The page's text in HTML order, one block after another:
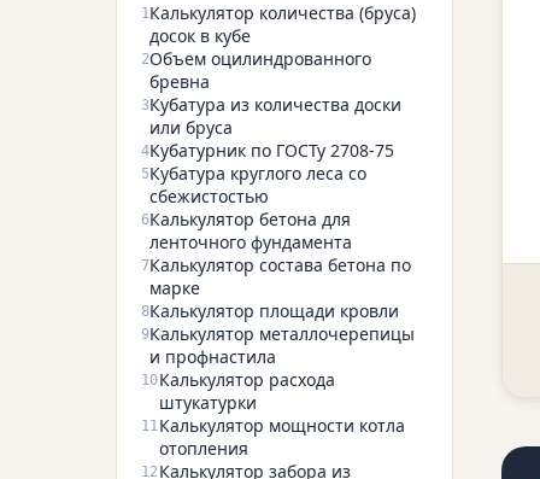
1Калькулятор количества (бруса)
досок в кубе
2Объем оцилиндрованного
бревна
3Кубатура из количества доски
или бруса
4Кубатурник по ГОСТу 2708-75
5Кубатура круглого леса со
сбежистостью
6Калькулятор бетона для
ленточного фундамента
7Калькулятор состава бетона по
марке
8Калькулятор площади кровли
9Калькулятор металлочерепицы
и профнастила
10Калькулятор расхода
штукатурки
11Калькулятор мощности котла
отопления
12 Калькулятор забора из